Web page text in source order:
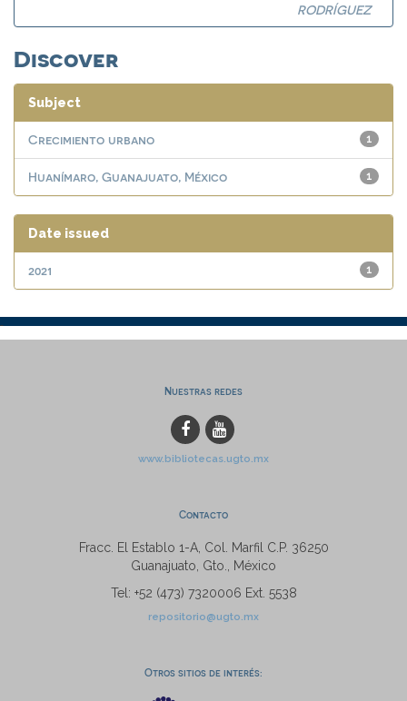
RODRÍGUEZ
Discover
Subject
1
Crecimiento urbano
1
Huanímaro, Guanajuato, México
Date issued
1
2021
Nuestras redes
www.bibliotecas.ugto.mx
Contacto
Fracc. El Establo 1-A, Col. Marfil C.P. 36250
Guanajuato, Gto., México
Tel: +52 (473) 7320006 Ext. 5538
repositorio@ugto.mx
Otros sitios de interés: